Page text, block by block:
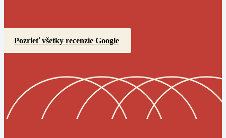
Pozrieť všetky recenzie Google